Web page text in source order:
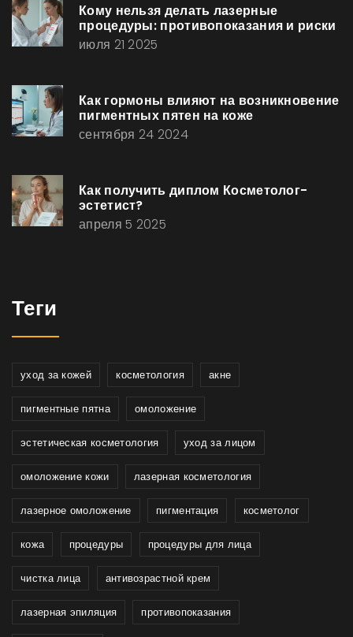
Кому нельзя делать лазерные
процедуры: противопоказания и риски
июля 21 2025
Как гормоны влияют на возникновение
пигментных пятен на коже
сентября 24 2024
Как получить диплом Косметолог-
эстетист?
апреля 5 2025
Теги
уход за кожей косметология акне
пигментные пятна омоложение
эстетическая косметология уход за лицом
омоложение кожи лазерная косметология
лазерное омоложение пигментация косметолог
кожа процедуры процедуры для лица
чистка лица антивозрастной крем
лазерная эпиляция противопоказания